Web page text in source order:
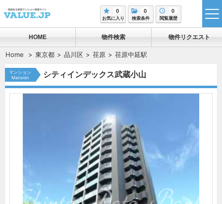
0
お気に入り
0
検索条件
0
閲覧履歴
HOME 物件検索 物件リクエスト
Home 東京都 品川区 荏原 荏原中延駅
マンション
Mansion
シティインデックス武蔵小山